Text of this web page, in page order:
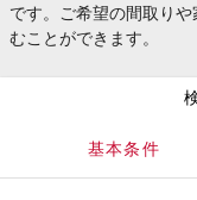
です。ご希望の間取り
むことができます。
基本条件